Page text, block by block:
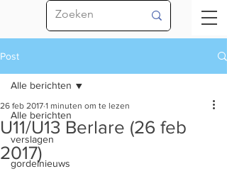
Post
Alle berichten
verslagen
gordelnieuws
Alle berichten
U11/U13 Berlare (26 feb
2017)
26 feb 2017 1 minuten om te lezen